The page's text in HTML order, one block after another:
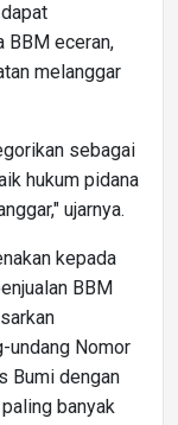
BBM eceran,
melanggar
sebagai
hukum pidana
ujarnya.
kepada
BBM
undang Nomor
Bumi dengan
banyak